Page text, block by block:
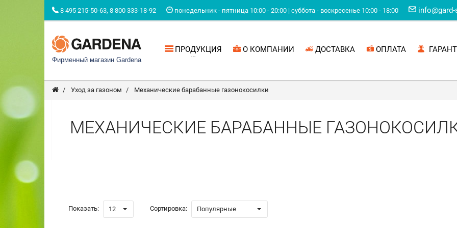
8 495 215-50-63, 8 800 333-18-92 понедельник - пятница 10:00 - 20:00 | суббота - воскресенье 10:00 - 18:00
Фирменный магазин Gardena
ПРОДУКЦИЯ О КОМПАНИИ ДОСТАВКА ОПЛАТА
Уход за газоном Механические барабанные газонокосилки
МЕХАНИЧЕСКИЕ БАРАБАННЫЕ
Показать: 12 Сортировка: Популярные